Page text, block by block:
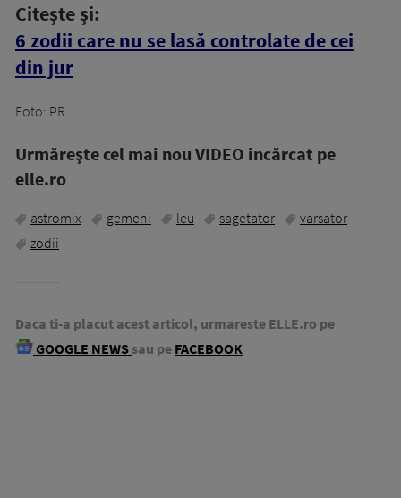
Citește și:
6 zodii care nu se lasă controlate de cei
din jur
Foto: PR
Urmăreşte cel mai nou VIDEO incărcat pe
elle.ro
astromix gemeni leu sagetator
varsator
zodii
Daca ti-a placut acest articol, urmareste ELLE.ro pe
GOOGLE NEWS sau pe FACEBOOK